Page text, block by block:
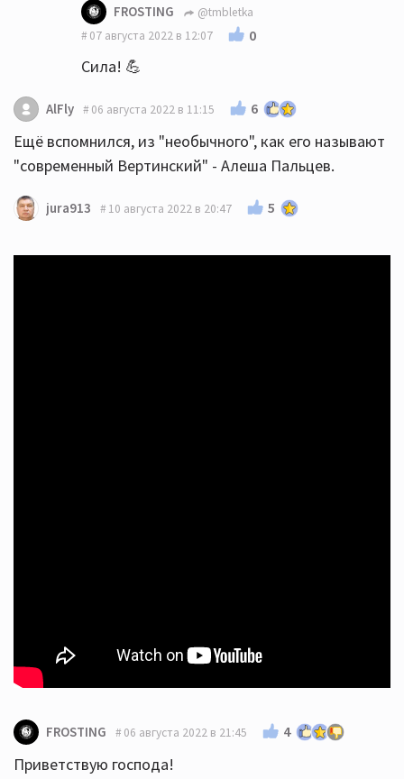
FROSTING
@tmbletka
07 августа 2022 в 12:07
0
Сила! 💪
AlFly 06 августа 2022 в 11:15 6
Ещё вспомнился, из "необычного", как его называют
"современный Вертинский" - Алеша Пальцев.
jura913 10 августа 2022 в 20:47 5
FROSTING 06 августа 2022 в 21:45 4
Приветствую господа!